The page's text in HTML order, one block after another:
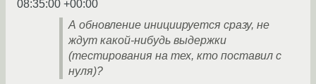
08:35:00 +00:00
А обновление инициируется сразу, не
ждут какой-нибудь выдержки
(тестирования на тех, кто поставил с
нуля)?